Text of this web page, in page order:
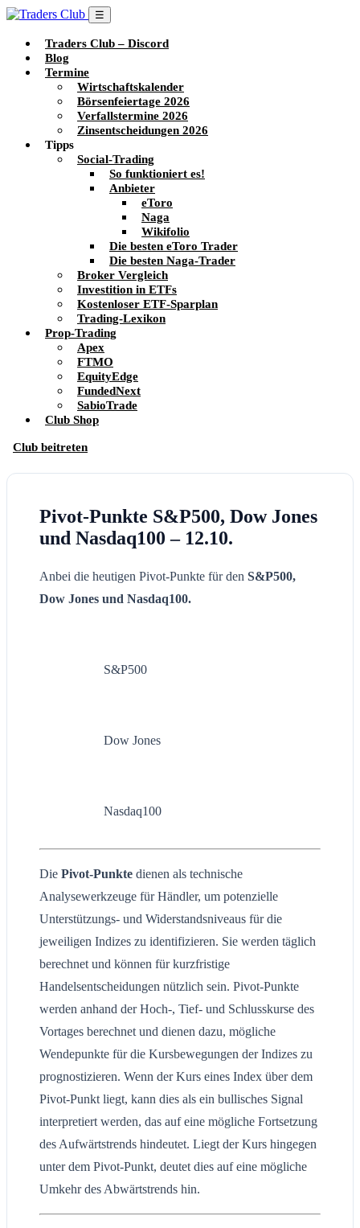
☰
Traders Club – Discord
Blog
Termine
Wirtschaftskalender
Börsenfeiertage 2026
Verfallstermine 2026
Zinsentscheidungen 2026
Tipps
Social-Trading
So funktioniert es!
Anbieter
eToro
Naga
Wikifolio
Die besten eToro Trader
Die besten Naga-Trader
Broker Vergleich
Investition in ETFs
Kostenloser ETF-Sparplan
Trading-Lexikon
Prop-Trading
Apex
FTMO
EquityEdge
FundedNext
SabioTrade
Club Shop
Club beitreten
Pivot-Punkte S&P500, Dow Jones
und Nasdaq100 – 12.10.
Anbei die heutigen Pivot-Punkte für den S&P500,
Dow Jones und Nasdaq100.
S&P500
Dow Jones
Nasdaq100
Die Pivot-Punkte dienen als technische
Analysewerkzeuge für Händler, um potenzielle
Unterstützungs- und Widerstandsniveaus für die
jeweiligen Indizes zu identifizieren. Sie werden täglich
berechnet und können für kurzfristige
Handelsentscheidungen nützlich sein. Pivot-Punkte
werden anhand der Hoch-, Tief- und Schlusskurse des
Vortages berechnet und dienen dazu, mögliche
Wendepunkte für die Kursbewegungen der Indizes zu
prognostizieren. Wenn der Kurs eines Index über dem
Pivot-Punkt liegt, kann dies als ein bullisches Signal
interpretiert werden, das auf eine mögliche Fortsetzung
des Aufwärtstrends hindeutet. Liegt der Kurs hingegen
unter dem Pivot-Punkt, deutet dies auf eine mögliche
Umkehr des Abwärtstrends hin.